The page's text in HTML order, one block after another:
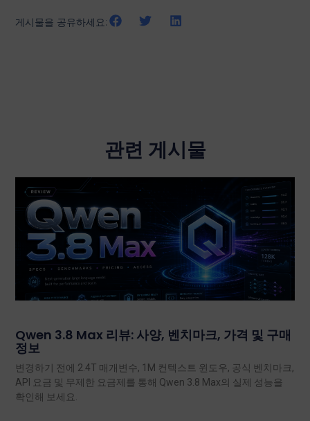
게시물을 공유하세요:
관련 게시물
Qwen 3.8 Max 리뷰: 사양, 벤치마크, 가격 및 구매
정보
변경하기 전에 2.4T 매개변수, 1M 컨텍스트 윈도우, 공식 벤치마크,
API 요금 및 무제한 요금제를 통해 Qwen 3.8 Max의 실제 성능을
확인해 보세요.